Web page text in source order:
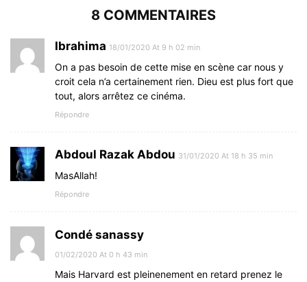
8 COMMENTAIRES
Ibrahima 18/01/2020 At 9 h 02 min
On a pas besoin de cette mise en scène car nous y
croit cela n’a certainement rien. Dieu est plus fort que
tout, alors arrêtez ce cinéma.
Répondre
Abdoul Razak Abdou 31/01/2020 At 18 h 35 min
MasAllah!
Répondre
Condé sanassy
01/02/2020 At 0 h 43 min
Mais Harvard est pleinenement en retard prenez le